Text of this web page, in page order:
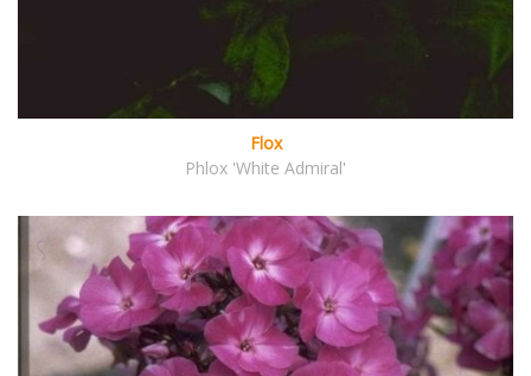
Flox
Phlox 'White Admiral'